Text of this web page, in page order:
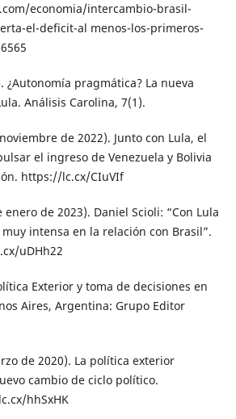
economia/intercambio-brasil-
el-deficit-al menos-los-primeros-
¿Autonomía pragmática? La nueva
Análisis Carolina, 7(1).
de 2022). Junto con Lula, el
el ingreso de Venezuela y Bolivia
https://lc.cx/CIuVIf
enero de 2023). Daniel Scioli: “Con Lula
intensa en la relación con Brasil”.
uDHh22
Exterior y toma de decisiones en
Aires, Argentina: Grupo Editor
de 2020). La política exterior
cambio de ciclo político.
hhSxHK